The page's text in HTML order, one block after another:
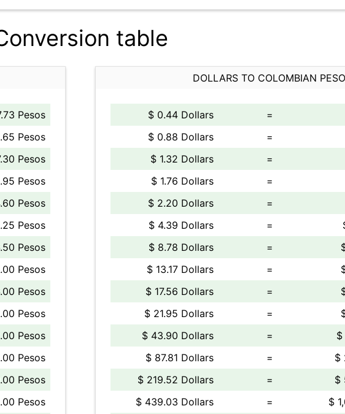
table
Pesos
Pesos
Pesos
Pesos
Pesos
Pesos
Pesos
Pesos
Pesos
Pesos
Pesos
Pesos
Pesos
Pesos
DOLLARS TO COLOMBIAN
$ 0.44 Dollars =
$ 0.88 Dollars
=
$ 1.32 Dollars
=
$ 1.76 Dollars
=
$ 2.20 Dollars
=
$ 4.39 Dollars
=
$ 8.78 Dollars
=
$ 13.17 Dollars
=
$ 17.56 Dollars
=
$ 21.95 Dollars
=
$ 43.90 Dollars
=
$
$ 87.81 Dollars
=
$
$ 219.52 Dollars
=
$
$ 439.03 Dollars
= $